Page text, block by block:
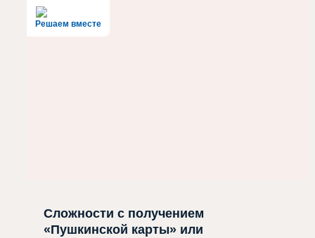
Решаем вместе
Сложности с получением
«Пушкинской карты» или